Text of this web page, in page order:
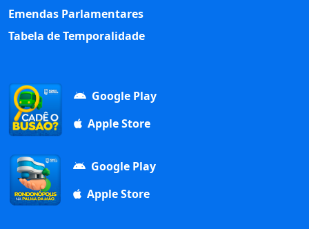
Emendas Parlamentares
Tabela de Temporalidade
Google Play
Apple Store
Google Play
Apple Store